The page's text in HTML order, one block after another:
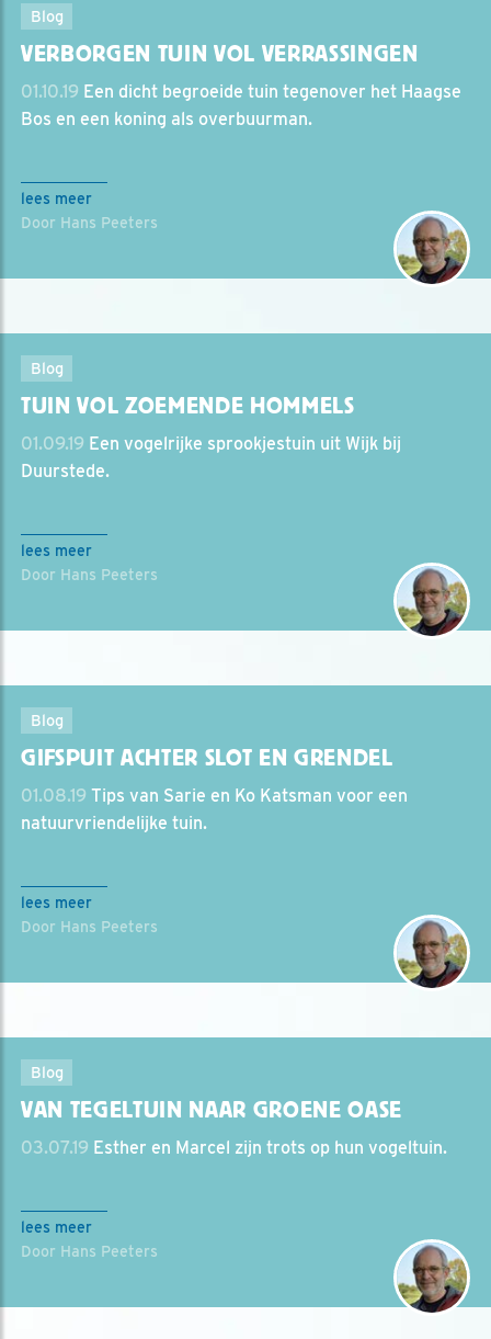
Blog
VERBORGEN TUIN VOL VERRASSINGEN
01.10.19 Een dicht begroeide tuin tegenover het Haagse
Bos en een koning als overbuurman.
lees meer
Door Hans Peeters
Blog
TUIN VOL ZOEMENDE HOMMELS
01.09.19 Een vogelrijke sprookjestuin uit Wijk bij
Duurstede.
lees meer
Door Hans Peeters
Blog
GIFSPUIT ACHTER SLOT EN GRENDEL
01.08.19 Tips van Sarie en Ko Katsman voor een
natuurvriendelijke tuin.
lees meer
Door Hans Peeters
Blog
VAN TEGELTUIN NAAR GROENE OASE
03.07.19 Esther en Marcel zijn trots op hun vogeltuin.
lees meer
Door Hans Peeters